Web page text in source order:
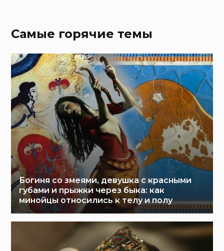
Самые горячие темы
Богиня со змеями, девушка с красными
губами и прыжки через быка: как
минойцы относились к телу и полу